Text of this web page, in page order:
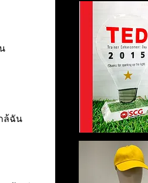
ล้ฉัน